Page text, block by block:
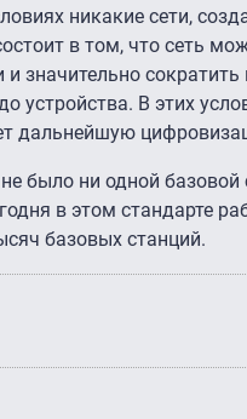
никакие сети,
в том, что сеть
значительно
устройства. В этих
дальнейшую
было ни одной
в этом стандарте
базовых станций.